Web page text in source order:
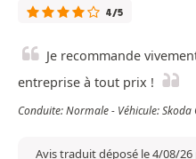
4/5
Je recommande
entreprise à tout prix !
Conduite: Normale - Véhicule: Skoda
Avis traduit déposé le 4/08/